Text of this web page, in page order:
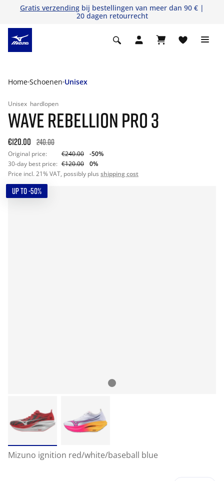
Gratis verzending bij bestellingen van meer dan 90 € |
20 dagen retourrecht
Home Schoenen Unisex
Unisex hardlopen
WAVE REBELLION PRO 3
€120.00 240.00
Original price: €240.00
-50%
30-day best price: €120.00
0%
Price incl. 21% VAT, possibly plus shipping cost
UP TO -50%
Mizuno ignition red/white/baseball blue